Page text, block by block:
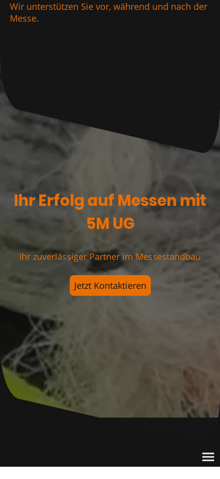
Wir unterstützen Sie vor, während und nach der
Messe.
Ihr Erfolg auf Messen mit
5M UG
Ihr zuverlässiger Partner im Messestandbau
Jetzt Kontaktieren